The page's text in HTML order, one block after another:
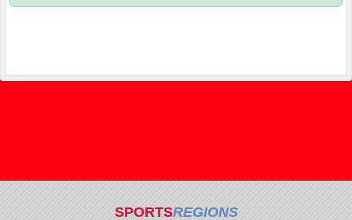
SPORTSREGIONS